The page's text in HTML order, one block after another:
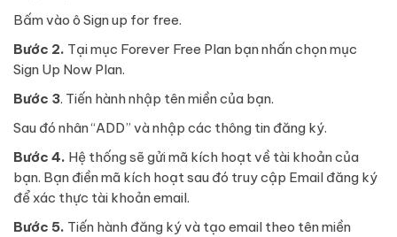
Bấm vào ô Sign up for free.
Bước 2. Tại mục Forever Free Plan bạn nhấn chọn mục
Sign Up Now Plan.
Bước 3. Tiến hành nhập tên miền của bạn.
Sau đó nhân “ADD” và nhập các thông tin đăng ký.
Bước 4. Hệ thống sẽ gửi mã kích hoạt về tài khoản của
bạn. Bạn điền mã kích hoạt sau đó truy cập Email đăng ký
để xác thực tài khoản email.
Bước 5. Tiến hành đăng ký và tạo email theo tên miền